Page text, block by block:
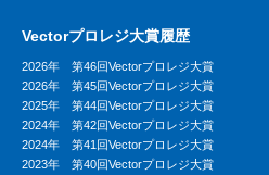
Vectorプロレジ大賞履歴
2026年 第46回Vectorプロレジ大賞
2026年 第45回Vectorプロレジ大賞
2025年 第44回Vectorプロレジ大賞
2024年 第42回Vectorプロレジ大賞
2024年 第41回Vectorプロレジ大賞
2023年 第40回Vectorプロレジ大賞